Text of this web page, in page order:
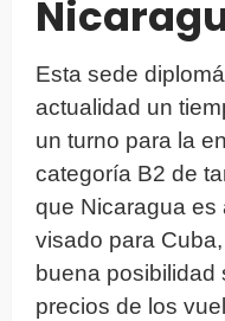
Esta sede
actualidad un
un turno para la
categoría B2 de
que Nicaragua es
visado para
buena posibilidad
precios de los